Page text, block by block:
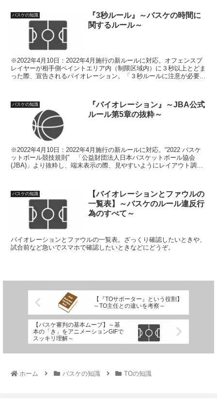
バスケの知識
『3秒ルール』～バスケの時間に
関するルール～
※2022年4月10日：2022年4月施行の新ルールに対応。オフェンスプ
レイヤーが相手側ペイントエリア内（制限区域内）に３秒以上とどま
った際、宣告されるバイオレーション。「３秒ルールに注意が必要な
バスケの知識
『バイオレーション』～JBA公式
ルール第5章の抜粋～
※2022年4月10日：2022年4月施行の新ルールに対応。“2022 バスケ
ットボール競技規則” 「公益財団法人日本バスケットボール協会
(JBA)」より抜粋し、端末表示の際、見やすいようにレイアウト調
バスケの知識
【バイオレーションとファウルの
一覧表】～バスケのルール違反行
為のすべて～
バイオレーションとファウルの一覧表。ざっくり確認したいときや、
試合前など急いでスマホで確認したいときなどにどうぞ。
【『TOサポーター』という役割】
～TO主任との違いを考察～
【バスケ審判の基本ムーブ】～基
本の「き」をアニメーションGIFで
スッキリ理解～
ホーム バスケの知識 TOの知識